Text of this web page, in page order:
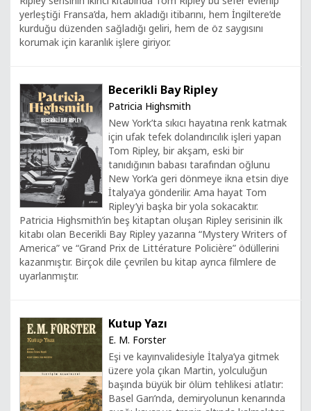
yerleştiği Fransa’da, hem akladığı itibarını, hem İngiltere’de
kurduğu düzenden sağladığı geliri, hem de öz saygısını
korumak için karanlık işlere giriyor.
Becerikli Bay Ripley
Patricia Highsmith
New York’ta sıkıcı hayatına renk katmak
için ufak tefek dolandırıcılık işleri yapan
Tom Ripley, bir akşam, eski bir
tanıdığının babası tarafından oğlunu
New York’a geri dönmeye ikna etsin diye
İtalya’ya gönderilir. Ama hayat Tom
Ripley’yi başka bir yola sokacaktır.
Patricia Highsmith’in beş kitaptan oluşan Ripley serisinin ilk
kitabı olan Becerikli Bay Ripley yazarına “Mystery Writers of
America” ve “Grand Prix de Littérature Policière” ödüllerini
kazanmıştır. Birçok dile çevrilen bu kitap ayrıca filmlere de
uyarlanmıştır.
Kutup Yazı
E. M. Forster
Eşi ve kayınvalidesiyle İtalya’ya gitmek
üzere yola çıkan Martin, yolculuğun
başında büyük bir ölüm tehlikesi atlatır:
Basel Garı’nda, demiryolunun kenarında